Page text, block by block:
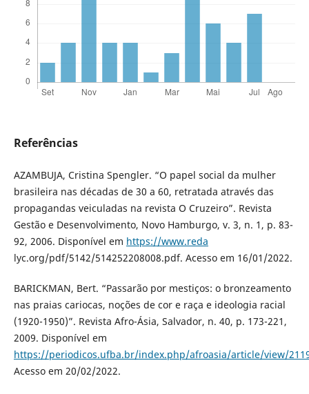
Referências
AZAMBUJA, Cristina Spengler. “O papel social da mulher
brasileira nas décadas de 30 a 60, retratada através das
propagandas veiculadas na revista O Cruzeiro”. Revista
Gestão e Desenvolvimento, Novo Hamburgo, v. 3, n. 1, p. 83-
92, 2006. Disponível em https://www.reda
lyc.org/pdf/5142/514252208008.pdf. Acesso em 16/01/2022.
BARICKMAN, Bert. “Passarão por mestiços: o bronzeamento
nas praias cariocas, noções de cor e raça e ideologia racial
(1920-1950)”. Revista Afro-Ásia, Salvador, n. 40, p. 173-221,
2009. Disponível em
https://periodicos.ufba.br/index.php/afroasia/article/view/
Acesso em 20/02/2022.